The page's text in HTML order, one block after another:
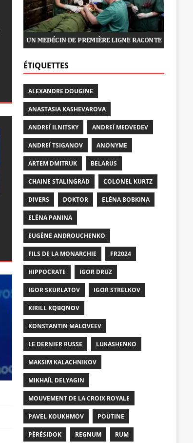
ÉTIQUETTES
ALEXANDRE DOUGINE
ANASTASIA KASHEVAROVA
ANDREÏ ILNITSKY ANDREÏ MEDVEDEV
ANDREÏ TSIGANOV ANONYME
ARTEM DMITRUK BELARUS
CHAINE STALINGRAD COLONEL KURTZ
DIVERS DOKTOR ELÉNA BOBKINA
ELÉNA PANINA
EUGÈNE ANDROUCHENKO
FILS DE LA MONARCHIE FR2024
HIPPOCRATE IGOR DRUZ
IGOR SKURLATOV IGOR STRELKOV
KIRILL KQBQNOV
KONSTANTIN MALOVEEV
LE DERNIER RUSSE LUKASHENKO
MAKSIM KALACHNIKOV
MIKHAÏL DELYAGIN
MOUVEMENT DE LA CROIX ROYALE
PAVEL KOUKHMOV POUTINE
PÉRÉSIDOK REGNUM RUM